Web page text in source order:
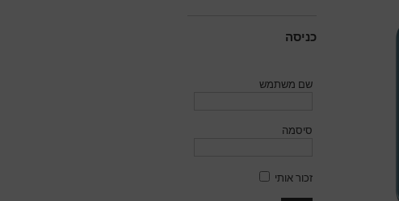
כניסה
שם משתמש
סיסמה
זכור אותי